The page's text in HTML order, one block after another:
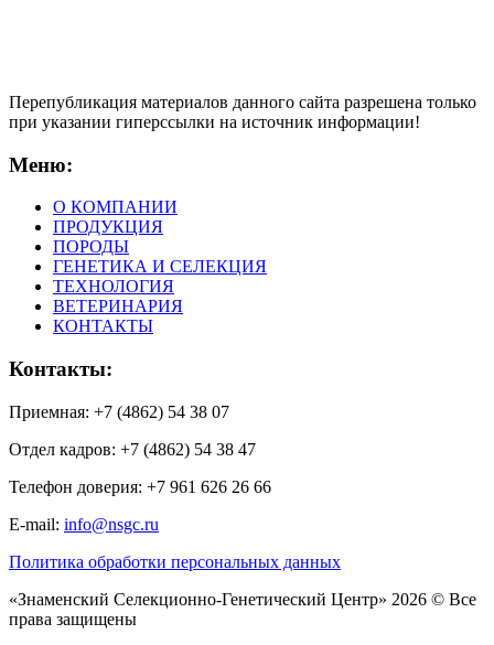
Перепубликация материалов данного сайта разрешена только
при указании гиперсcылки на источник информации!
Меню:
О КОМПАНИИ
ПРОДУКЦИЯ
ПОРОДЫ
ГЕНЕТИКА И СЕЛЕКЦИЯ
ТЕХНОЛОГИЯ
ВЕТЕРИНАРИЯ
КОНТАКТЫ
Контакты:
Приемная: +7 (4862) 54 38 07
Отдел кадров: +7 (4862) 54 38 47
Телефон доверия: +7 961 626 26 66
E-mail: info@nsgc.ru
Политика обработки персональных данных
«Знаменский Селекционно-Генетический Центр» 2026 © Все
права защищены